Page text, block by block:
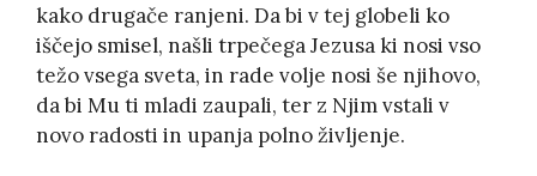
kako drugače ranjeni. Da bi v tej globeli ko
iščejo smisel, našli trpečega Jezusa ki nosi vso
težo vsega sveta, in rade volje nosi še njihovo,
da bi Mu ti mladi zaupali, ter z Njim vstali v
novo radosti in upanja polno življenje.